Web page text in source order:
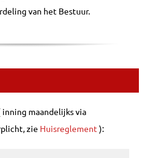
van het Bestuur.
maandelijks via
zie Huisreglement ):